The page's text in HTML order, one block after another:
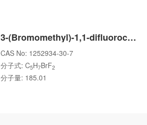
3-(Bromomethyl)-1,1-difluorocyclobutane
CAS No: 1252934-30-7
分子式: C5H7BrF2
分子量: 185.01